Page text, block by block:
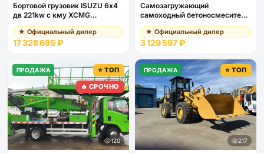
Бортовой грузовик ISUZU 6х4
дв 221kw c кму XCMG
GSQS350-5 гп 14т., стрела
19,6м, кузов 8500х2400х550
★ Официальный дилер
17 328 695 ₽
Самозагружающий
самоходный бетоносмеситель
YUGONG SDM3000
★ Официальный дилер
3 129 597 ₽
ПРОДАЖА
⭐ ТОП
🔥 СРОЧНО
120
ПРОДАЖА ⭐ ТОП
217